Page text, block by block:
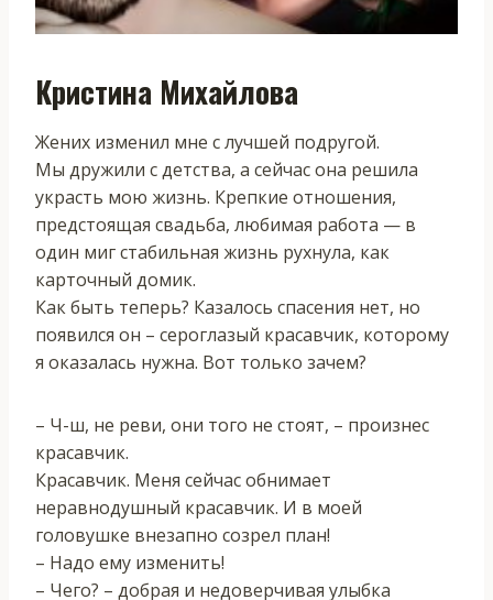
Кристина Михайлова
Жених изменил мне с лучшей подругой.
Мы дружили с детства, а сейчас она решила
украсть мою жизнь. Крепкие отношения,
предстоящая свадьба, любимая работа — в
один миг стабильная жизнь рухнула, как
карточный домик.
Как быть теперь? Казалось спасения нет, но
появился он – сероглазый красавчик, которому
я оказалась нужна. Вот только зачем?
– Ч-ш, не реви, они того не стоят, – произнес
красавчик.
Красавчик. Меня сейчас обнимает
неравнодушный красавчик. И в моей
головушке внезапно созрел план!
– Надо ему изменить!
– Чего? – добрая и недоверчивая улыбка